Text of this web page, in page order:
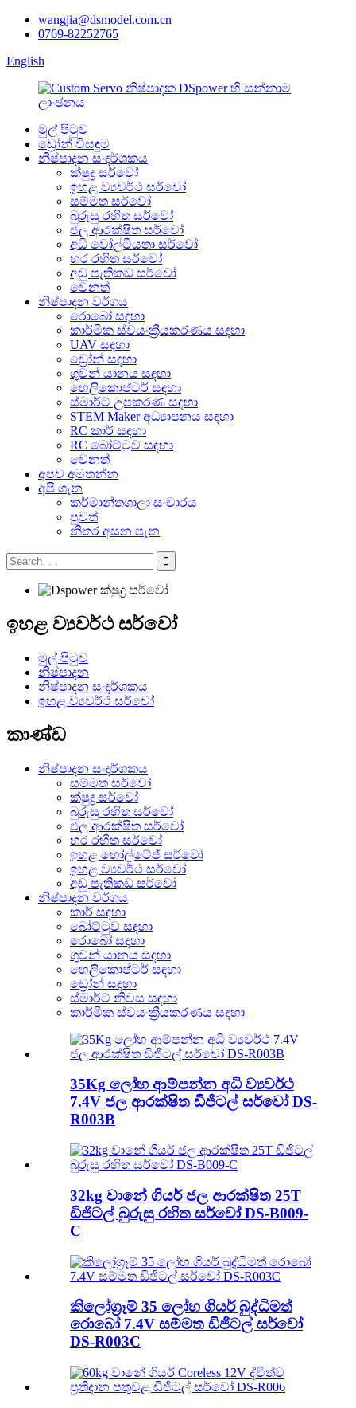
wangjia@dsmodel.com.cn
0769-82252765
English
මුල් පිටුව
ඩ්‍රෝන් විසඳුම
නිෂ්පාදන සංදර්ශකය
ක්ෂුද්‍ර සර්වෝ
ඉහළ ව්‍යවර්ථ සර්වෝ
සම්මත සර්වෝ
බුරුසු රහිත සර්වෝ
ජල ආරක්ෂිත සර්වෝ
අධි වෝල්ටීයතා සර්වෝ
හර රහිත සර්වෝ
අඩු පැතිකඩ සර්වෝ
වෙනත්
නිෂ්පාදන වර්ගය
රොබෝ සඳහා
කාර්මික ස්වයංක්‍රීයකරණය සඳහා
UAV සඳහා
ඩ්‍රෝන් සඳහා
ගුවන් යානය සඳහා
හෙලිකොප්ටර් සඳහා
ස්මාර්ට් උපකරණ සඳහා
STEM Maker අධ්‍යාපනය සඳහා
RC කාර් සඳහා
RC බෝට්ටුව සඳහා
වෙනත්
අපව අමතන්න
අපි ගැන
කර්මාන්තශාලා සංචාරය
පුවත්
නිතර අසන පැන
ඉහළ ව්‍යවර්ථ සර්වෝ
මුල් පිටුව
නිෂ්පාදන
නිෂ්පාදන සංදර්ශකය
ඉහළ ව්‍යවර්ථ සර්වෝ
කාණ්ඩ
නිෂ්පාදන සංදර්ශකය
සම්මත සර්වෝ
ක්ෂුද්‍ර සර්වෝ
බුරුසු රහිත සර්වෝ
ජල ආරක්ෂිත සර්වෝ
හර රහිත සර්වෝ
ඉහළ හෝල්ටේජ් සර්වෝ
ඉහළ ව්‍යවර්ථ සර්වෝ
අඩු පැතිකඩ සර්වෝ
නිෂ්පාදන වර්ගය
කාර් සඳහා
බෝට්ටුව සඳහා
රොබෝ සඳහා
ගුවන් යානය සඳහා
හෙලිකොප්ටර් සඳහා
ඩ්‍රෝන් සඳහා
ස්මාර්ට් නිවස සඳහා
කාර්මික ස්වයංක්‍රීයකරණය සඳහා
35Kg ලෝහ ආම්පන්න අධි ව්‍යවර්ථ
7.4V ජල ආරක්ෂිත ඩිජිටල් සර්වෝ DS-
R003B
32kg වානේ ගියර් ජල ආරක්ෂිත 25T
ඩිජිටල් බුරුසු රහිත සර්වෝ DS-B009-
C
කිලෝග්‍රෑම් 35 ලෝහ ගියර් බුද්ධිමත්
රොබෝ 7.4V සම්මත ඩිජිටල් සර්වෝ
DS-R003C